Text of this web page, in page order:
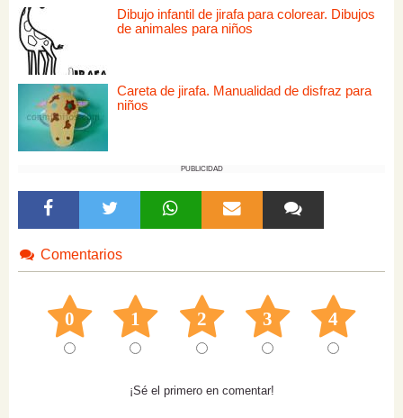
Dibujo infantil de jirafa para colorear. Dibujos
de animales para niños
Careta de jirafa. Manualidad de disfraz para
niños
PUBLICIDAD
Comentarios
0 1 2 3 4
¡Sé el primero en comentar!